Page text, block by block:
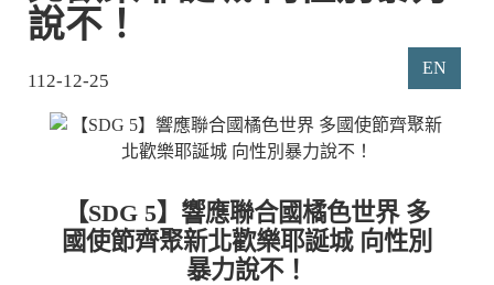
說不！
112-12-25
EN
【SDG 5】響應聯合國橘色世界 多
國使節齊聚新北歡樂耶誕城 向性別
暴力說不！